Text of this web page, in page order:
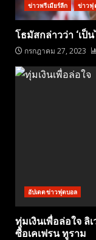
ข่าวพรีเมียร์ลีก ข่าวฟุ
โธมัสกล่าวว่า ‘เป็
กรกฎาคม 27, 2023
อัปเดตข่าวฟุตบอล
ทุ่มเงินเพื่อล่อใจ ลิ
ซื้อเคเฟรน ทูราม